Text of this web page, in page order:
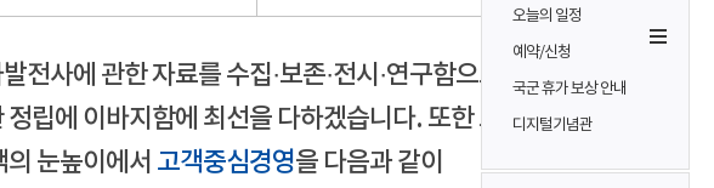
오늘의 일정
예약/신청
국군 휴가 보상 안내
디지털기념관
전사에 관한 자료를 수집·보존·전시·연구함으로써
립에 이바지함에 최선을 다하겠습니다. 또한 모든
눈높이에서 고객중심경영을 다음과 같이